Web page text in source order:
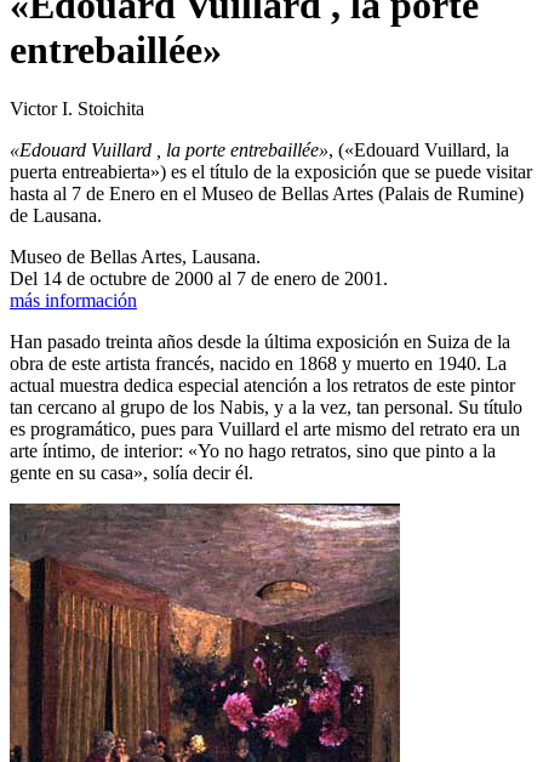
entrebaillée»
Victor I. Stoichita
«Edouard Vuillard , la porte entrebaillée», («Edouard Vuillard, la
puerta entreabierta») es el título de la exposición que se puede visitar
hasta al 7 de Enero en el Museo de Bellas Artes (Palais de Rumine)
de Lausana.
Museo de Bellas Artes, Lausana.
Del 14 de octubre de 2000 al 7 de enero de 2001.
más información
Han pasado treinta años desde la última exposición en Suiza de la
obra de este artista francés, nacido en 1868 y muerto en 1940. La
actual muestra dedica especial atención a los retratos de este pintor
tan cercano al grupo de los Nabis, y a la vez, tan personal. Su título
es programático, pues para Vuillard el arte mismo del retrato era un
arte íntimo, de interior: «Yo no hago retratos, sino que pinto a la
gente en su casa», solía decir él.